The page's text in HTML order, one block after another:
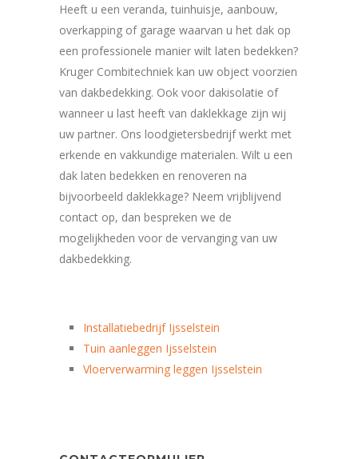
Heeft u een veranda, tuinhuisje, aanbouw,
overkapping of garage waarvan u het dak op
een professionele manier wilt laten bedekken?
Kruger Combitechniek kan uw object voorzien
van dakbedekking. Ook voor dakisolatie of
wanneer u last heeft van daklekkage zijn wij
uw partner. Ons loodgietersbedrijf werkt met
erkende en vakkundige materialen. Wilt u een
dak laten bedekken en renoveren na
bijvoorbeeld daklekkage? Neem vrijblijvend
contact op, dan bespreken we de
mogelijkheden voor de vervanging van uw
dakbedekking.
Installatiebedrijf Ijsselstein
Tuin aanleggen Ijsselstein
Vloerverwarming leggen Ijsselstein